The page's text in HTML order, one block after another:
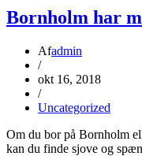
Bornholm har
Afadmin
/
okt 16, 2018
/
Uncategorized
Om du bor på Bornholm
kan du finde sjove og